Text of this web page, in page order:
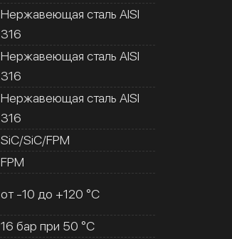
Нержавеющая сталь AISI
316
Нержавеющая сталь AISI
316
Нержавеющая сталь AISI
316
SiC/SiC/FPM
FPM
от -10 до +120 °C
16 бар при 50 °C